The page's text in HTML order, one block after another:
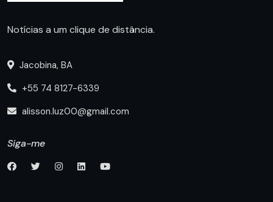
Notícias a um clique de distância.
Jacobina, BA
+55 74 8127-6339
alisson.luz00@gmail.com
Siga-me